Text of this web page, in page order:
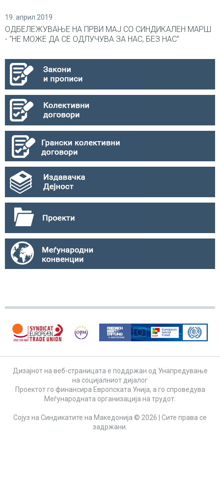
19. април 2019
ОДБЕЛЕЖУВАЊЕ НА ПРВИ МАЈ СО СИНДИКАЛEН МАРШ
- “НЕ МОЖЕ ДА СЕ ОДЛУЧУВА ЗА НАС, БЕЗ НАС”
Дизајнот на веб-страницата е поддржан од Унапредување
на социјалниот дијалог
Проектот го финансира Европската Унија, а го спроведува
Меѓународната организација на трудот.
Сојуз на Синдикатите на Македонија © 2026 | Сите права се
задржани.